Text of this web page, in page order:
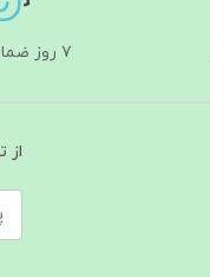
۷ روز ضمانت بازگشت
از